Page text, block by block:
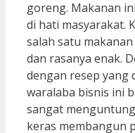
goreng. Makanan
di hati masyarakat.
salah satu
dan rasanya enak.
dengan resep yang
waralaba bisnis ini
sangat
keras membangun